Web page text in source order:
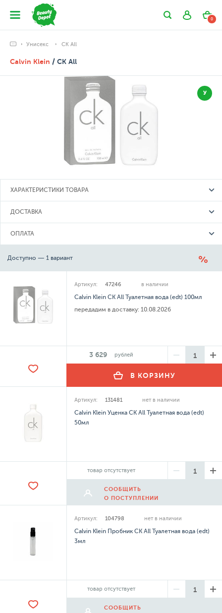
0
Унисекс CK All
Calvin Klein / CK All
У
ХАРАКТЕРИСТИКИ ТОВАРА
ДОСТАВКА
ОПЛАТА
Доступно — 1 вариант
Артикул: 47246 в наличии
Calvin Klein CK All Туалетная вода (edt) 100мл
передадим в доставку: 10.08.2026
3 629 рублей
В КОРЗИНУ
Артикул: 131481 нет в наличии
Calvin Klein Уценка CK All Туалетная вода (edt)
50мл
товар отсутствует
СООБЩИТЬ
О ПОСТУПЛЕНИИ
Артикул: 104798 нет в наличии
Calvin Klein Пробник CK All Туалетная вода (edt)
3мл
товар отсутствует
СООБЩИТЬ